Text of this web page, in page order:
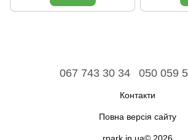
067 743 30 34 050 059
Контакти
Повна версія сайту